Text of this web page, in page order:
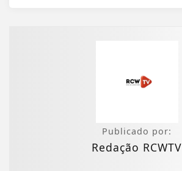
Publicado por:
Redação RCWTV